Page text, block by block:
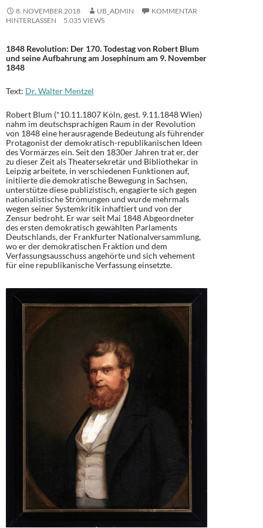
8. NOVEMBER 2018 UB_ADMIN
KOMMENTAR
HINTERLASSEN
5.035 VIEWS
1848 Revolution: Der 170. Todestag von Robert Blum
und seine Aufbahrung am Josephinum am 9. November
1848
Text: Dr. Walter Mentzel
Robert Blum (*10.11.1807 Köln, gest. 9.11.1848 Wien)
nahm im deutschsprachigen Raum in der Revolution
von 1848 eine herausragende Bedeutung als führender
Protagonist der demokratisch-republikanischen Ideen
des Vormärzes ein. Seit den 1830er Jahren trat er, der
zu dieser Zeit als Theatersekretär und Bibliothekar in
Leipzig arbeitete, in verschiedenen Funktionen auf,
initiierte die demokratische Bewegung in Sachsen,
unterstütze diese publizistisch, engagierte sich gegen
nationalistische Strömungen und wurde mehrmals
wegen seiner Systemkritik inhaftiert und von der
Zensur bedroht. Er war seit Mai 1848 Abgeordneter
des ersten demokratisch gewählten Parlaments
Deutschlands, der Frankfurter Nationalversammlung,
wo er der demokratischen Fraktion und dem
Verfassungsausschuss angehörte und sich vehement
für eine republikanische Verfassung einsetzte.